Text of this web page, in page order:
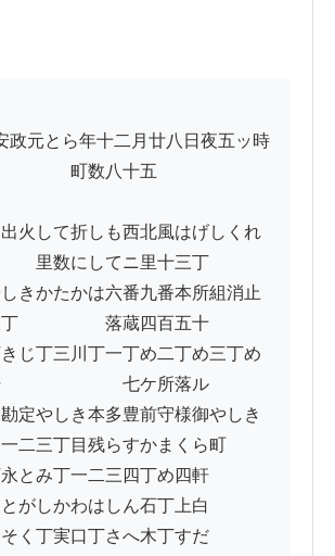
　　　町数八十五
火して折しも西北風はげしくれ
　里数にしてニ里十三丁
きかたかは六番九番本所組消止
　　　　　落蔵四百五十
じ丁三川丁一丁め二丁め三丁め
　　　　　　七ケ所落ル
定やしき本多豊前守様御やしき
二三丁目残らすかまくら町
とみ丁一二三四丁め四軒
がしかわはしん石丁上白
く丁実口丁さへ木丁すだ